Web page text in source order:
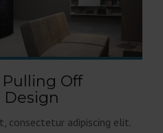
Off
consectetur adipiscing elit.